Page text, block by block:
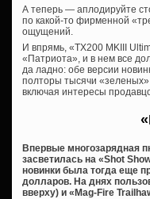
А теперь — аплодируйте
по какой-то фирменной
ощущений.
И впрямь, «TX200 MKIII
«Патриота», и в нем все
да ладно: обе версии
полторы тысячи «зеленых»
включая интересы
Впервые многозарядная
засветилась на «Shot
новинки была тогда еще
долларов. На днях
вверху) и «Mag-Fire